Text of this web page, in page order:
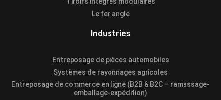
Le fer angle
Industries
Entreposage de pièces automobiles
Systèmes de rayonnages agricoles
Entreposage de commerce en ligne (B2B & B2C – ramassage-
emballage-expédition)